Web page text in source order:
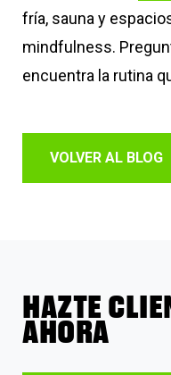
fría, sauna y
mindfulness.
encuentra la rutina
VOLVER AL BLOG
HAZTE
AHORA